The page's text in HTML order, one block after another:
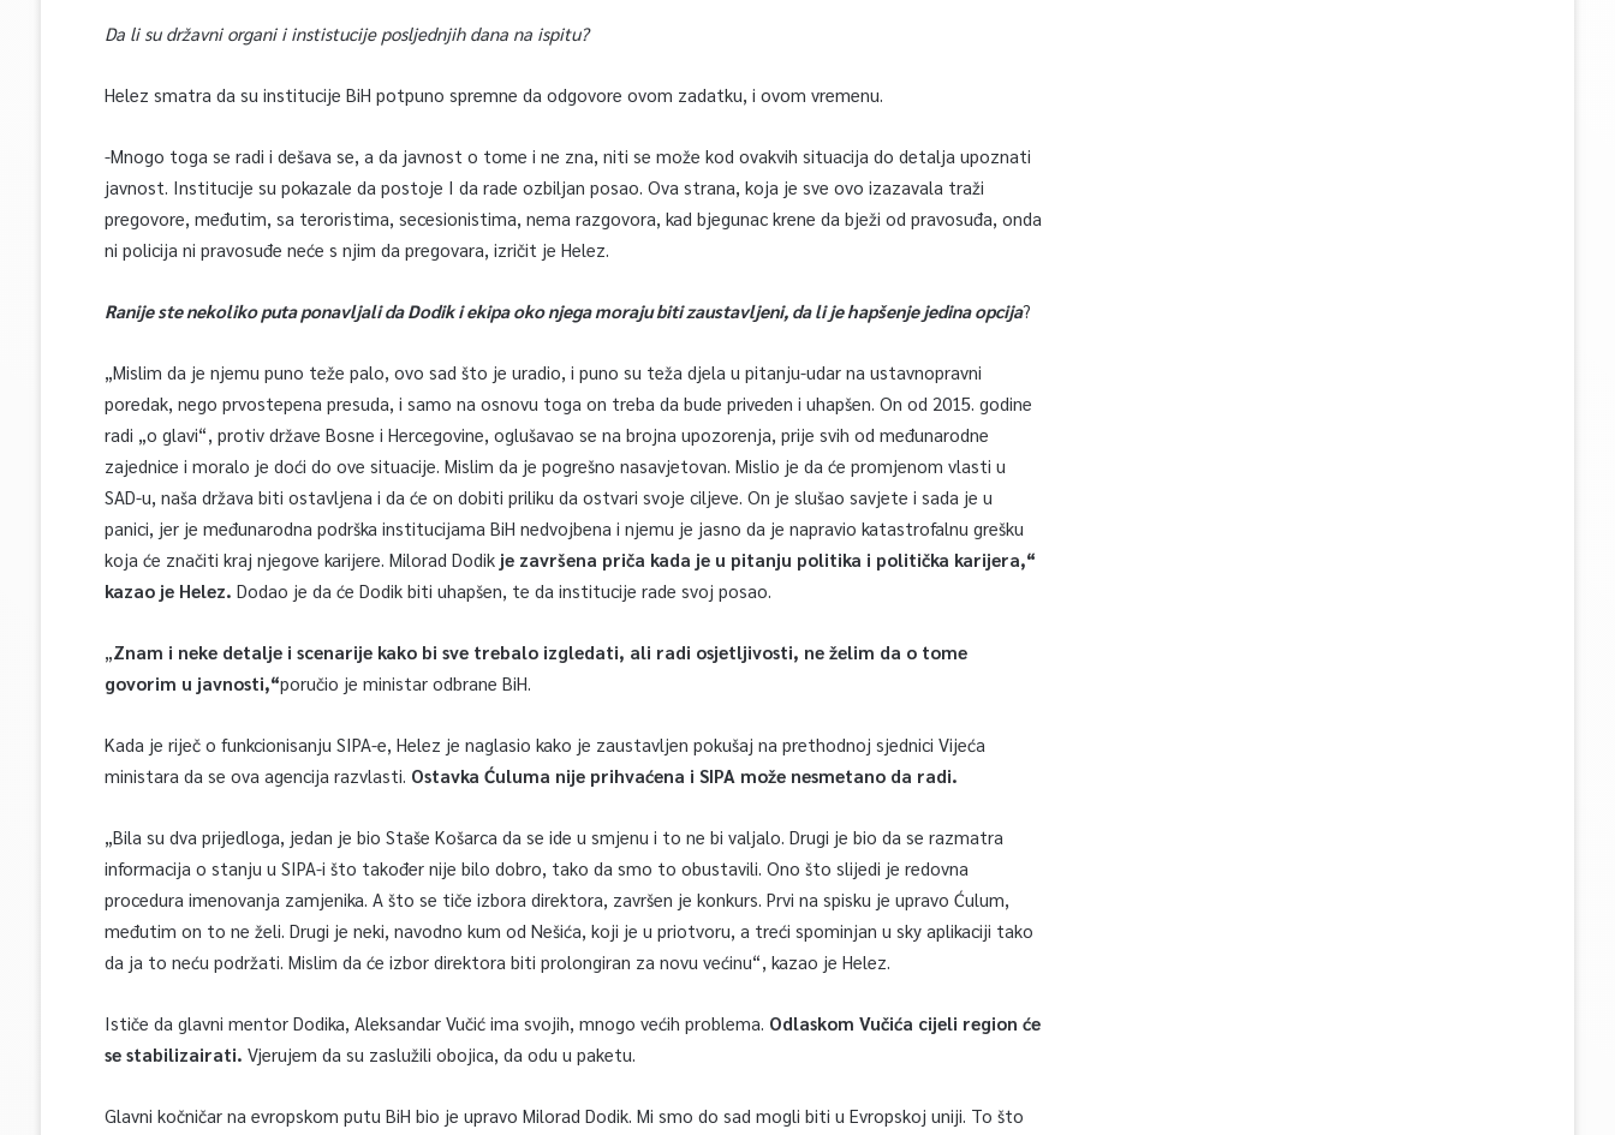
Da li su državni organi i instistucije posljednjih dana na ispitu?
Helez smatra da su institucije BiH potpuno spremne da odgovore ovom zadatku, i ovom vremenu.
-Mnogo toga se radi i dešava se, a da javnost o tome i ne zna, niti se može kod ovakvih situacija do detalja upoznati
javnost. Institucije su pokazale da postoje I da rade ozbiljan posao. Ova strana, koja je sve ovo izazavala traži
pregovore, međutim, sa teroristima, secesionistima, nema razgovora, kad bjegunac krene da bježi od pravosuđa, onda
ni policija ni pravosuđe neće s njim da pregovara, izričit je Helez.
Ranije ste nekoliko puta ponavljali da Dodik i ekipa oko njega moraju biti zaustavljeni, da li je hapšenje jedina opcija?
„Mislim da je njemu puno teže palo, ovo sad što je uradio, i puno su teža djela u pitanju-udar na ustavnopravni
poredak, nego prvostepena presuda, i samo na osnovu toga on treba da bude priveden i uhapšen. On od 2015. godine
radi „o glavi“, protiv države Bosne i Hercegovine, oglušavao se na brojna upozorenja, prije svih od međunarodne
zajednice i moralo je doći do ove situacije. Mislim da je pogrešno nasavjetovan. Mislio je da će promjenom vlasti u
SAD-u, naša država biti ostavljena i da će on dobiti priliku da ostvari svoje ciljeve. On je slušao savjete i sada je u
panici, jer je međunarodna podrška institucijama BiH nedvojbena i njemu je jasno da je napravio katastrofalnu grešku
koja će značiti kraj njegove karijere. Milorad Dodikje završena priča kada je u pitanju politika i politička karijera,“
kazao je Helez. Dodao je da će Dodik biti uhapšen, te da institucije rade svoj posao.
„Znam i neke detalje i scenarije kako bi sve trebalo izgledati, ali radi osjetljivosti, ne želim da o tome
govorim u javnosti,“poručio je ministar odbrane BiH.
Kada je riječ o funkcionisanju SIPA-e, Helez je naglasio kako je zaustavljen pokušaj na prethodnoj sjednici Vijeća
ministara da se ova agencija razvlasti. Ostavka Ćuluma nije prihvaćena i SIPA može nesmetano da radi.
„Bila su dva prijedloga, jedan je bio Staše Košarca da se ide u smjenu i to ne bi valjalo. Drugi je bio da se razmatra
informacija o stanju u SIPA-i što također nije bilo dobro, tako da smo to obustavili. Ono što slijedi je redovna
procedura imenovanja zamjenika. A što se tiče izbora direktora, završen je konkurs. Prvi na spisku je upravo Ćulum,
međutim on to ne želi. Drugi je neki, navodno kum od Nešića, koji je u priotvoru, a treći spominjan u sky aplikaciji tako
da ja to neću podržati. Mislim da će izbor direktora biti prolongiran za novu većinu“, kazao je Helez.
Ističe da glavni mentor Dodika, Aleksandar Vučić ima svojih, mnogo većih problema. Odlaskom Vučića cijeli region će
se stabilizairati. Vjerujem da su zaslužili obojica, da odu u paketu.
Glavni kočničar na evropskom putu BiH bio je upravo Milorad Dodik. Mi smo do sad mogli biti u Evropskoj uniji. To što